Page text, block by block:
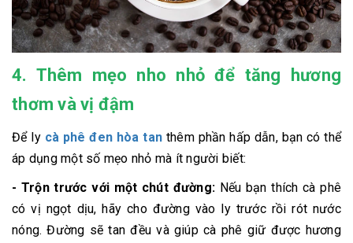
4. Thêm mẹo nho nhỏ để tăng hương
thơm và vị đậm
Để ly cà phê đen hòa tan thêm phần hấp dẫn, bạn có thể
áp dụng một số mẹo nhỏ mà ít người biết:
- Trộn trước với một chút đường: Nếu bạn thích cà phê
có vị ngọt dịu, hãy cho đường vào ly trước rồi rót nước
nóng. Đường sẽ tan đều và giúp cà phê giữ được hương